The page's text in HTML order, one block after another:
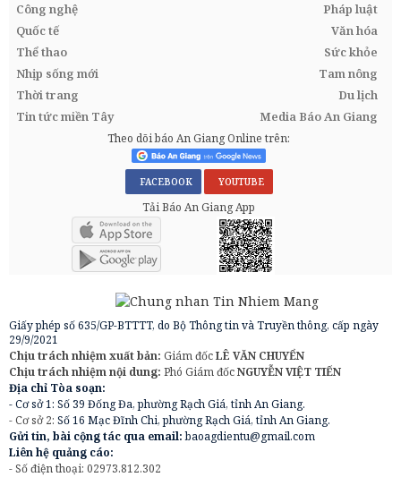
Công nghệ
Pháp luật
Quốc tế
Văn hóa
Thể thao
Sức khỏe
Nhịp sống mới
Tam nông
Thời trang
Du lịch
Tin tức miền Tây
Media Báo An Giang
Theo dõi báo An Giang Online trên:
FACEBOOK YOUTUBE
Tải Báo An Giang App
Giấy phép số 635/GP-BTTTT, do Bộ Thông tin và Truyền thông, cấp ngày
29/9/2021
Chịu trách nhiệm xuất bản: Giám đốcLÊ VĂN CHUYỂN
Chịu trách nhiệm nội dung: Phó Giám đốcNGUYỄN VIỆT TIẾN
Địa chỉ Tòa soạn:
- Cơ sở 1: Số 39 Đống Đa, phường Rạch Giá, tỉnh An Giang.
- Cơ sở 2: Số 16 Mạc Đĩnh Chi, phường Rạch Giá, tỉnh An Giang.
Gửi tin, bài cộng tác qua email:baoagdientu@gmail.com
Liên hệ quảng cáo:
- Số điện thoại: 02973.812.302